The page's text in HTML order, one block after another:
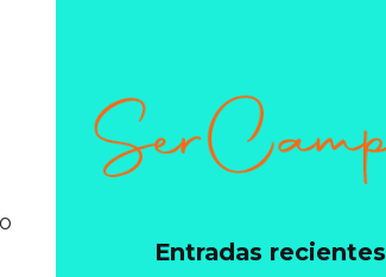
Entradas recientes